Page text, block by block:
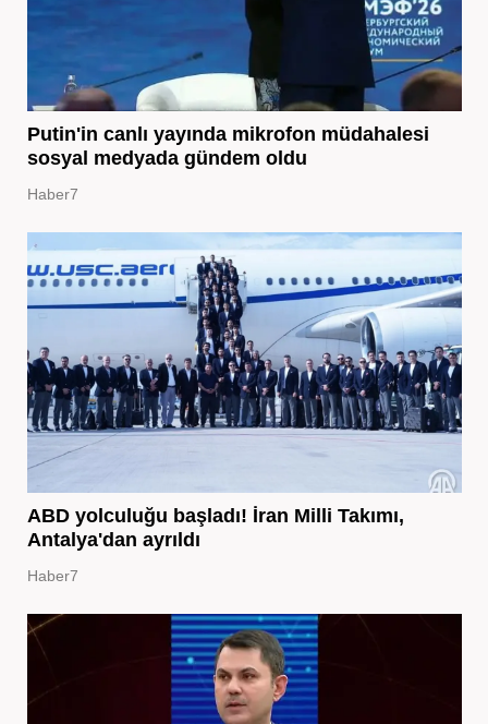
Putin'in canlı yayında mikrofon müdahalesi
sosyal medyada gündem oldu
Haber7
ABD yolculuğu başladı! İran Milli Takımı,
Antalya'dan ayrıldı
Haber7